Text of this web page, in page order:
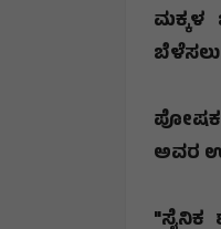
​ಮಕ್ಕಳ
ಅವರ
​"